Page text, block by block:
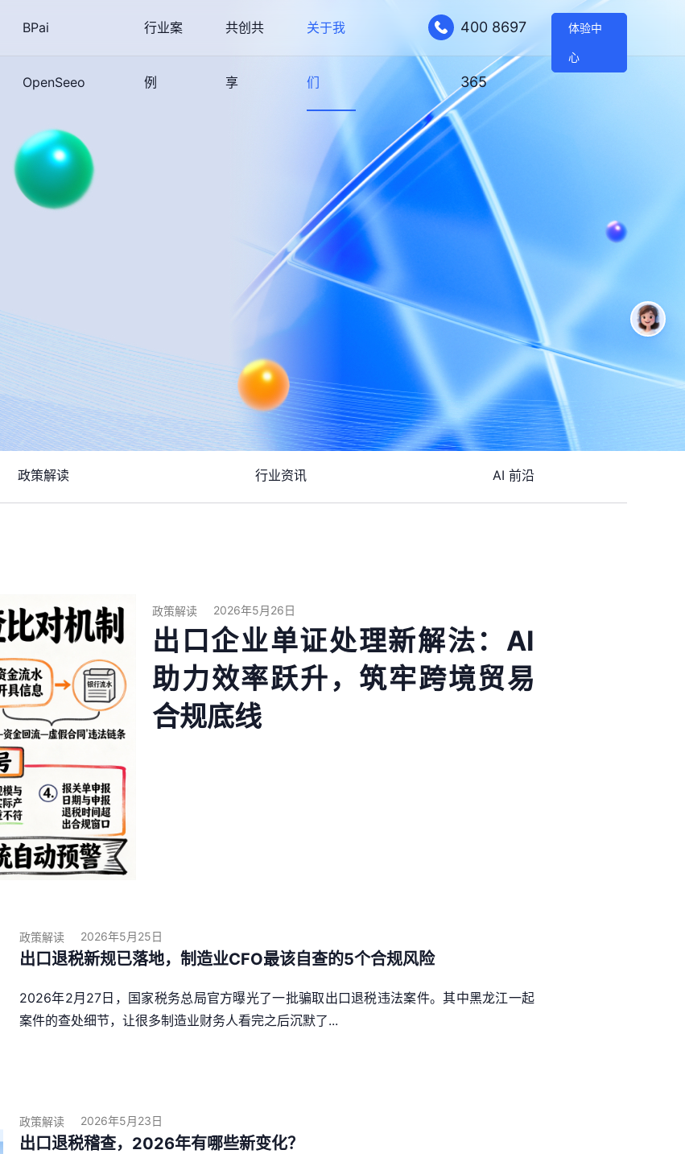
BPai
OpenSeeo
行业案
例
共创共
享
关于我
们
400 8697
365
体验中
心
政策解读 行业资讯 AI 前沿
政策解读 2026年5月26日
出口企业单证处理新解法：AI
助力效率跃升，筑牢跨境贸易
合规底线
政策解读 2026年5月25日
出口退税新规已落地，制造业CFO最该自查的5个合规风险
2026年2月27日，国家税务总局官方曝光了一批骗取出口退税违法案件。其中黑龙江一起
案件的查处细节，让很多制造业财务人看完之后沉默了...
政策解读 2026年5月23日
出口退税稽查，2026年有哪些新变化？